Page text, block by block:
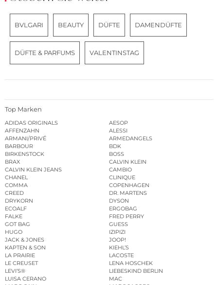
BVLGARI BEAUTY DÜFTE DAMENDÜFTE
DÜFTE & PARFUMS VALENTINSTAG
Top Marken
ADIDAS ORIGINALS
AESOP
AFFENZAHN
ALESSI
ARMANI/PRIVÉ
ARMEDANGELS
BARBOUR
BDK
BIRKENSTOCK
BOSS
BRAX
CALVIN KLEIN
CALVIN KLEIN JEANS
CAMBIO
CHANEL
CLINIQUE
COMMA
COPENHAGEN
CREED
DR. MARTENS
DRYKORN
DYSON
ECOALF
ERGOBAG
FALKE
FRED PERRY
GOT BAG
GUESS
HUGO
IZIPIZI
JACK & JONES
JOOP!
KAPTEN & SON
KIEHL’S
LA PRAIRIE
LACOSTE
LE CREUSET
LENA HOSCHEK
LEVI’S®
LIEBESKIND BERLIN
LUISA CERANO
MAC